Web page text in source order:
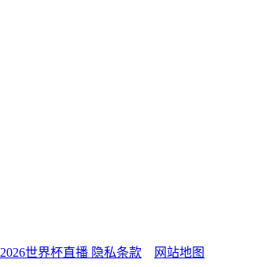
2026世界杯直播 隐私条款
网站地图